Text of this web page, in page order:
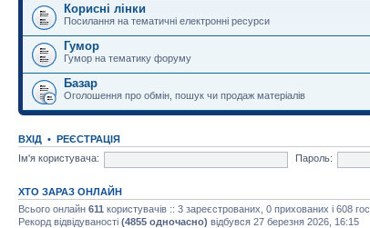
Корисні лінки
Посилання на тематичні електронні ресурси
Гумор
Гумор на тематику форуму
Базар
Оголошення про обмін, пошук чи продаж матеріалів
ВХІД • РЕЄСТРАЦІЯ
Ім'я користувача:
Пароль:
ХТО ЗАРАЗ ОНЛАЙН
Всього онлайн 611 користувачів :: 3 зареєстрованих, 0 прихованих і 608
Рекорд відвідуваності (4855 одночасно) відбувся 27 березня 2026, 16:15